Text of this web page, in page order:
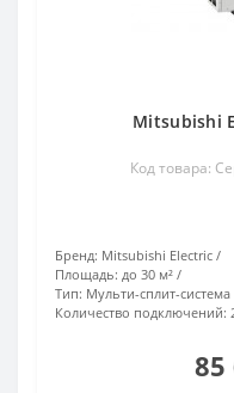
Mitsubishi
Код товара:
Бренд: Mitsubishi Electric
Площадь: до 30 м²
Тип: Мульти-сплит-
Количество подключений:
85